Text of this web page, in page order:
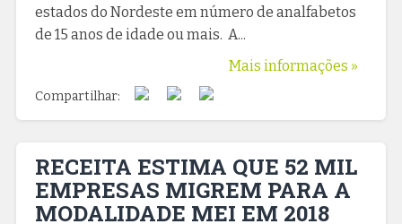
estados do Nordeste em número de analfabetos
de 15 anos de idade ou mais. A...
Mais informações »
Compartilhar:
RECEITA ESTIMA QUE 52 MIL
EMPRESAS MIGREM PARA A
MODALIDADE MEI EM 2018